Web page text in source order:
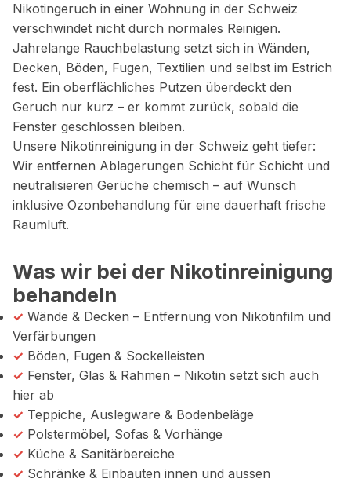
Nikotingeruch in einer Wohnung in der Schweiz
verschwindet nicht durch normales Reinigen.
Jahrelange Rauchbelastung setzt sich in Wänden,
Decken, Böden, Fugen, Textilien und selbst im Estrich
fest. Ein oberflächliches Putzen überdeckt den
Geruch nur kurz – er kommt zurück, sobald die
Fenster geschlossen bleiben.
Unsere Nikotinreinigung in der Schweiz geht tiefer:
Wir entfernen Ablagerungen Schicht für Schicht und
neutralisieren Gerüche chemisch – auf Wunsch
inklusive Ozonbehandlung für eine dauerhaft frische
Raumluft.
Was wir bei der Nikotinreinigung
behandeln
✓ Wände & Decken – Entfernung von Nikotinfilm und
Verfärbungen
✓ Böden, Fugen & Sockelleisten
✓ Fenster, Glas & Rahmen – Nikotin setzt sich auch
hier ab
✓ Teppiche, Auslegware & Bodenbeläge
✓ Polstermöbel, Sofas & Vorhänge
✓ Küche & Sanitärbereiche
✓ Schränke & Einbauten innen und aussen